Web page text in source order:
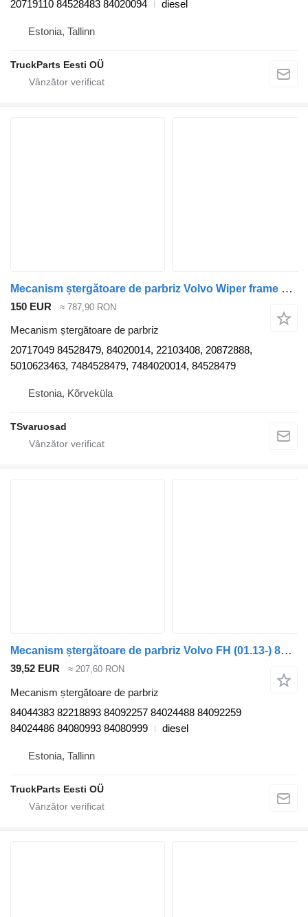
20719110 84528483 84020094 diesel
Estonia, Tallinn
TruckParts Eesti OÜ
Mecanism ștergătoare de parbriz Volvo Wiper frame 20717049 pentru cap tractor Volvo FL-240
150 EUR ≈ 787,90 RON
Mecanism ștergătoare de parbriz
20717049 84528479, 84020014, 22103408, 20872888,
5010623463, 7484528479, 7484020014, 84528479
Estonia, Kõrveküla
TSvaruosad
Mecanism ștergătoare de parbriz Volvo FH (01.13-) 84044383 pentru cap tractor Volvo FH (01.13-)
39,52 EUR ≈ 207,60 RON
Mecanism ștergătoare de parbriz
84044383 82218893 84092257 84024488 84092259
84024486 84080993 84080999
diesel
Estonia, Tallinn
TruckParts Eesti OÜ